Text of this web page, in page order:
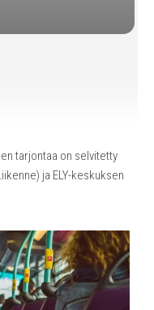
tarjontaa on selvitetty
ja ELY-keskuksen